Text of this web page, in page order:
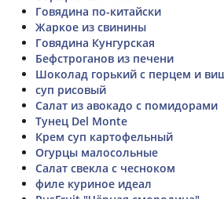
Говядина по-китайски
Жаркое из свинины
Говядина Кунгурская
Бефстроганов из печени
Шоколад горький с перцем и
суп рисовый
Салат из авокадо с помидорами
Тунец Del Monte
Крем суп картофельный
Огурцы малосольные
Салат свекла с чесноком
филе куриное идеал